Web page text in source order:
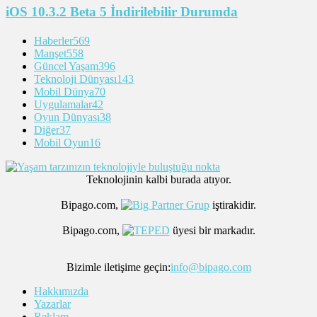
iOS 10.3.2 Beta 5 İndirilebilir Durumda
Haberler569
Manşet558
Güncel Yaşam396
Teknoloji Dünyası143
Mobil Dünya70
Uygulamalar42
Oyun Dünyası38
Diğer37
Mobil Oyun16
Teknolojinin kalbi burada atıyor.
Bipago.com, iştirakidir.
Bipago.com, üyesi bir markadır.
Bizimle iletişime geçin:info@bipago.com
Hakkımızda
Yazarlar